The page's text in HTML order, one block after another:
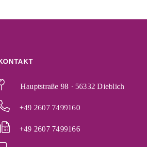
Hauptstraße 98 · 56332 Dieblich
+49 2607 7499160
+49 2607 7499166